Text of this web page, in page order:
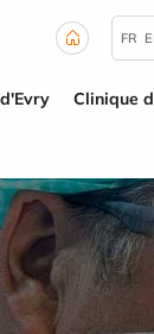
FR
Clinique